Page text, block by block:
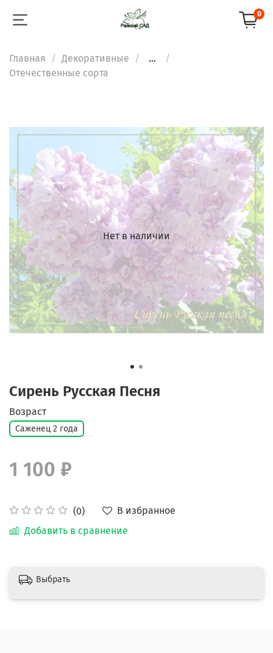
0
Главная Декоративные
...
Отечественные сорта
Нет в наличии
Сирень Русская Песня
(0)
В избранное
Добавить в сравнение
Возраст
Саженец 2 года
1 100 ₽
Выбрать